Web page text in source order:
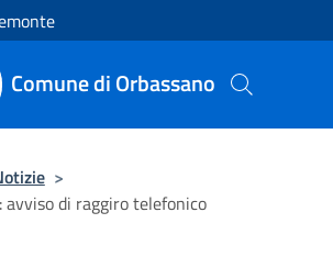
Comune di Orbassano
>
di raggiro telefonico